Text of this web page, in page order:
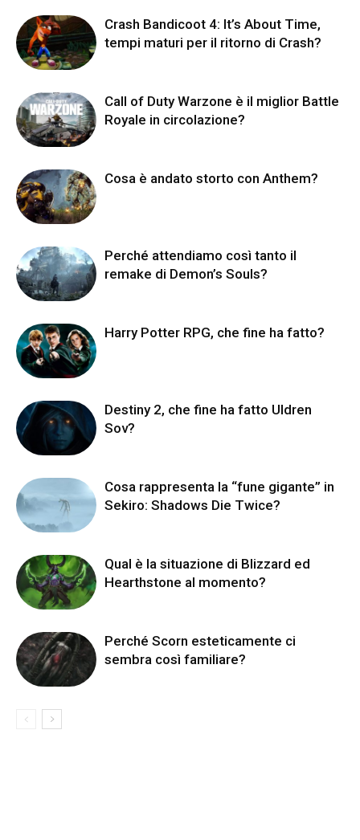
Crash Bandicoot 4: It’s About Time,
tempi maturi per il ritorno di Crash?
Call of Duty Warzone è il miglior Battle
Royale in circolazione?
Cosa è andato storto con Anthem?
Perché attendiamo così tanto il
remake di Demon’s Souls?
Harry Potter RPG, che fine ha fatto?
Destiny 2, che fine ha fatto Uldren
Sov?
Cosa rappresenta la “fune gigante” in
Sekiro: Shadows Die Twice?
Qual è la situazione di Blizzard ed
Hearthstone al momento?
Perché Scorn esteticamente ci
sembra così familiare?